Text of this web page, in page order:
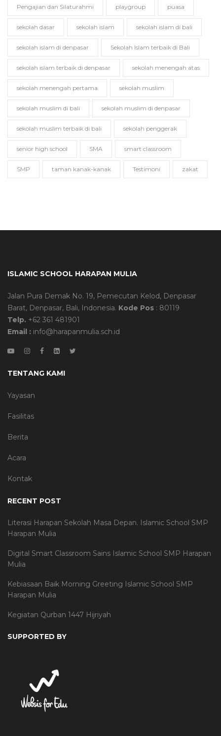
Pengajian dan Silaturahmi playgroup puasa
sekolah dasar sekolah islam sekolah islam di bali
sekolah islam di denpasar Sekolah Islam terbaik di Bali
sekolah islam terbaik di denpasar sekolah menengah atas
sekolah menengah pertama sekolah muslim
sekolah muslim di bali sekolah muslim di denpasar
sekolah muslim terbaik di bali sekolah penggerak
senior high school SMA smart classroom
SMP taman kanak-kanak Testimoni zakat
ISLAMIC SCHOOL HARAPAN MULIA
Jalan Pura Demak No. 19, Pemecutan Kelod, Denpasar
Barat, Denpasar, Bali, Indonesia. Kode Pos : 80119
Telp. +62 361 481901
Email : info@harapanmulia.sch.id
TENTANG KAMI
Yayasan
Fasilitas
Berita
Acara
Kontak
RECENT POST
Literasi Harapan Sekolah Masa Depan. Islamic School SMP
Harapan Mulia
Digital Smart Classroom Sains Islamic School SMP Harapan
Mulia
Kebiasaan Baik Morning Greeting Islamic School SMP
Harapan Mulia
Kegiatan Qurban 1447 Hijriyah
SUPPORTED BY